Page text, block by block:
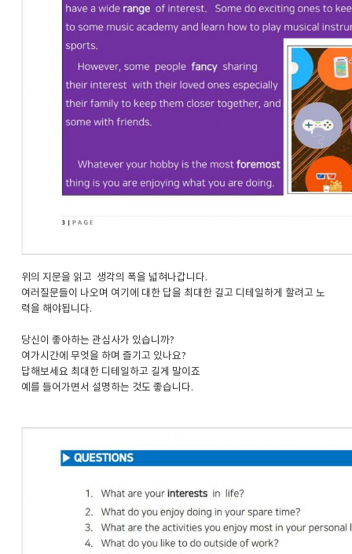
위의 지문을 읽고 생각의 폭을 넓혀나갑니다.
여러질문들이 나오며 여기에 대한 답을 최대한 길고 디테일하게 할려고 노
력을 해야됩니다.
당신이 좋아하는 관심사가 있습니까?
여가시간에 무엇을 하며 즐기고 있나요?
답해보세요 최대한 디테일하고 길게 말이죠
예를 들어가면서 설명하는 것도 좋습니다.